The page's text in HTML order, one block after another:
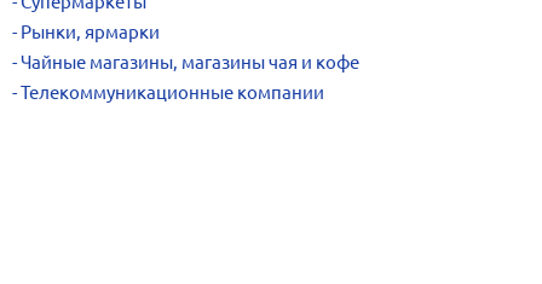
Рынки, ярмарки
Чайные магазины, магазины чая и кофе
Телекоммуникационные компании